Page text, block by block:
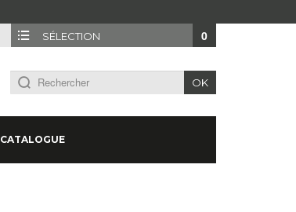
SÉLECTION 0
OK
CATALOGUE